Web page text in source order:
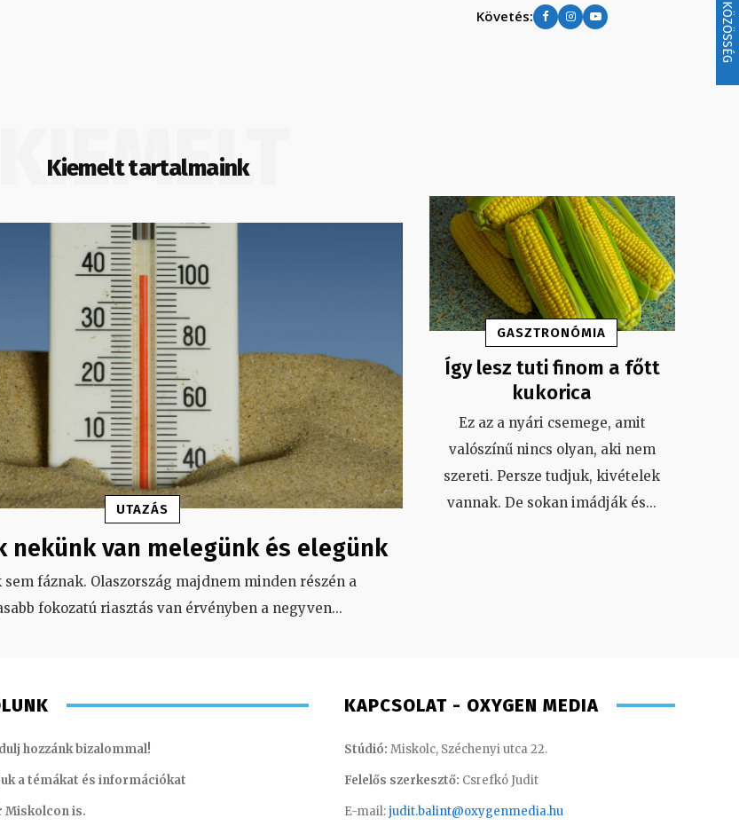
KÖZÖSSÉG
Követés:
Kiemelt tartalmaink
KIEMELT
UTAZÁS
nekünk van melegünk és elegünk
sem fáznak. Olaszország majdnem minden részén a
fokozatú riasztás van érvényben a negyven...
GASZTRONÓMIA
Így lesz tuti finom a főtt
kukorica
Ez az a nyári csemege, amit
valószínű nincs olyan, aki nem
szereti. Persze tudjuk, kivételek
vannak. De sokan imádják és...
hozzánk bizalommal!
a témákat és információkat
Miskolcon is.
KAPCSOLAT - OXYGEN MEDIA
Stúdió: Miskolc, Széchenyi utca 22.
Felelős szerkesztő: Csrefkó Judit
E-mail:judit.balint@oxygenmedia.hu